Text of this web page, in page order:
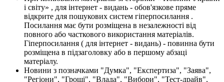
і світу» , для інтернет - видань - обов'язкове пряме
відкрите для пошукових систем гіперпосилання .
Посилання має бути розміщена в незалежності від
повного або часткового використання матеріалів.
Гіперпосилання ( для інтернет - видань) - повинна бути
розміщена в підзаголовку або в першому абзаці
матеріалу.
Новини з позначками "Думка", "Експертиза", "Заява",
"Регіони", "Гроші", "Влада", "Вибори", "Тест-драйв",